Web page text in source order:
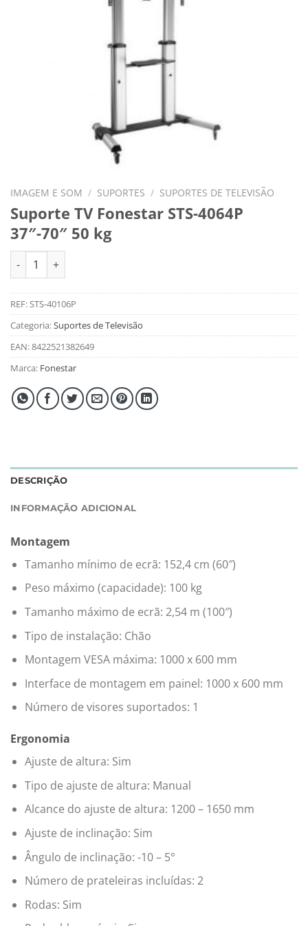
IMAGEM E SOM / SUPORTES / SUPORTES DE TELEVISÃO
Suporte TV Fonestar STS-4064P
37″-70″ 50 kg
Quantidade de Suporte TV Fonestar STS-4064P 37"-70" 50 kg
REF:STS-40106P
Categoria:Suportes de Televisão
EAN:8422521382649
Marca: Fonestar
DESCRIÇÃO
INFORMAÇÃO ADICIONAL
Montagem
Tamanho mínimo de ecrã: 152,4 cm (60″)
Peso máximo (capacidade): 100 kg
Tamanho máximo de ecrã: 2,54 m (100″)
Tipo de instalação: Chão
Montagem VESA máxima: 1000 x 600 mm
Interface de montagem em painel: 1000 x 600 mm
Número de visores suportados: 1
Ergonomia
Ajuste de altura: Sim
Tipo de ajuste de altura: Manual
Alcance do ajuste de altura: 1200 – 1650 mm
Ajuste de inclinação: Sim
Ângulo de inclinação: -10 – 5°
Número de prateleiras incluídas: 2
Rodas: Sim